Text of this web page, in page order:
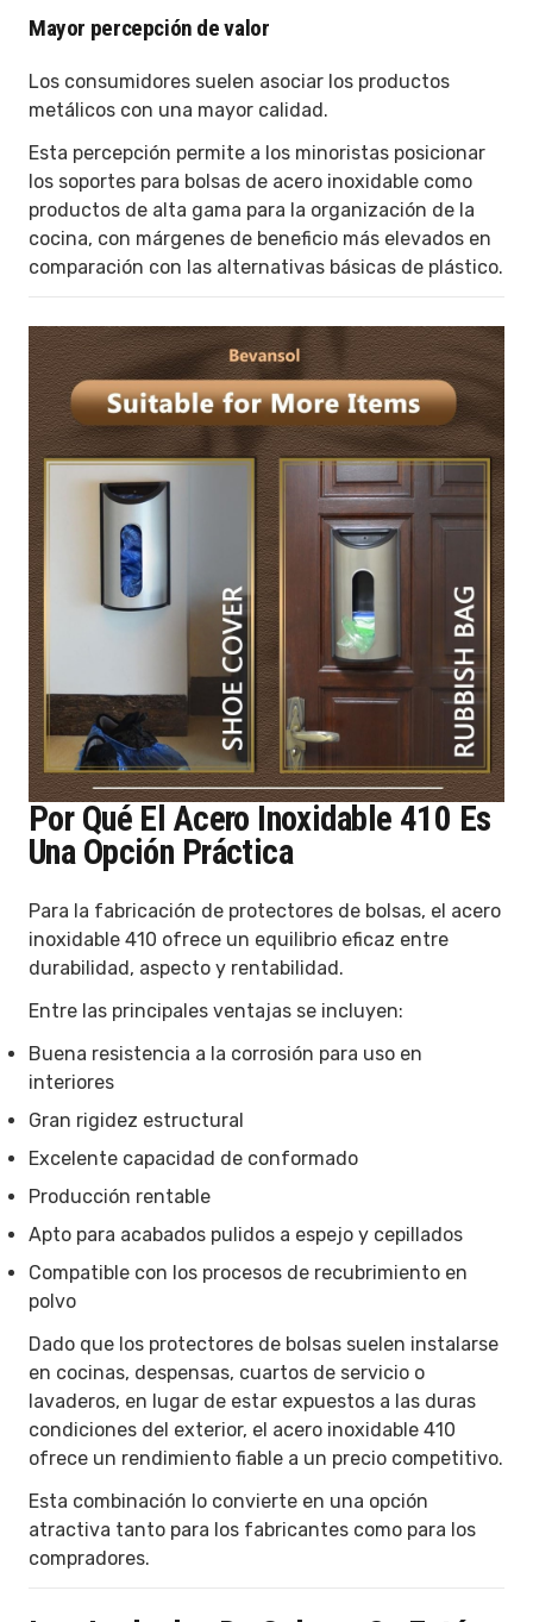
Mayor percepción de valor
Los consumidores suelen asociar los productos
metálicos con una mayor calidad.
Esta percepción permite a los minoristas posicionar
los soportes para bolsas de acero inoxidable como
productos de alta gama para la organización de la
cocina, con márgenes de beneficio más elevados en
comparación con las alternativas básicas de plástico.
Por Qué El Acero Inoxidable 410 Es
Una Opción Práctica
Para la fabricación de protectores de bolsas, el acero
inoxidable 410 ofrece un equilibrio eficaz entre
durabilidad, aspecto y rentabilidad.
Entre las principales ventajas se incluyen:
Buena resistencia a la corrosión para uso en
interiores
Gran rigidez estructural
Excelente capacidad de conformado
Producción rentable
Apto para acabados pulidos a espejo y cepillados
Compatible con los procesos de recubrimiento en
polvo
Dado que los protectores de bolsas suelen instalarse
en cocinas, despensas, cuartos de servicio o
lavaderos, en lugar de estar expuestos a las duras
condiciones del exterior, el acero inoxidable 410
ofrece un rendimiento fiable a un precio competitivo.
Esta combinación lo convierte en una opción
atractiva tanto para los fabricantes como para los
compradores.